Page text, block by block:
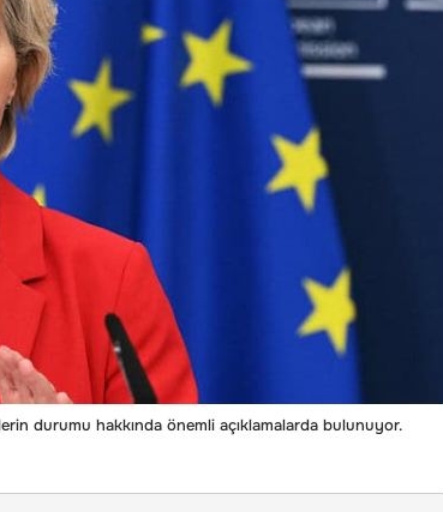
durumu hakkında önemli açıklamalarda bulunuyor.